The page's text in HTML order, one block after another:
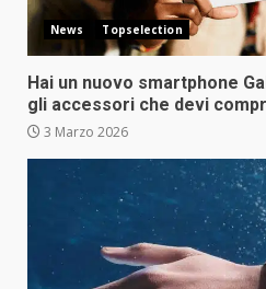
News Topselection
Hai un nuovo smartphone
gli accessori che devi
3 Marzo 2026